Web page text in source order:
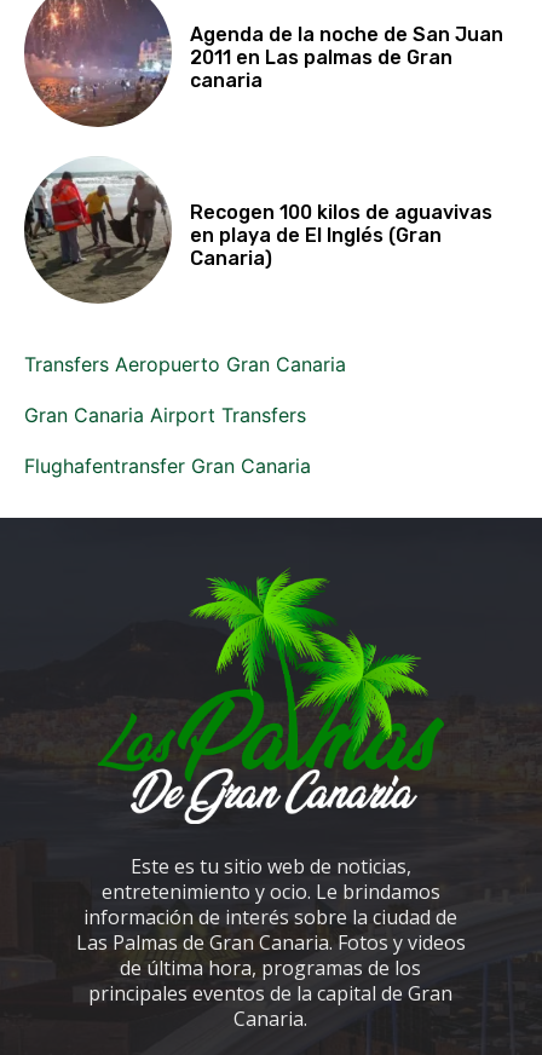
Agenda de la noche de San Juan
2011 en Las palmas de Gran
canaria
Recogen 100 kilos de aguavivas
en playa de El Inglés (Gran
Canaria)
Transfers Aeropuerto Gran Canaria
Gran Canaria Airport Transfers
Flughafentransfer Gran Canaria
Este es tu sitio web de noticias,
entretenimiento y ocio. Le brindamos
información de interés sobre la ciudad de
Las Palmas de Gran Canaria. Fotos y videos
de última hora, programas de los
principales eventos de la capital de Gran
Canaria.